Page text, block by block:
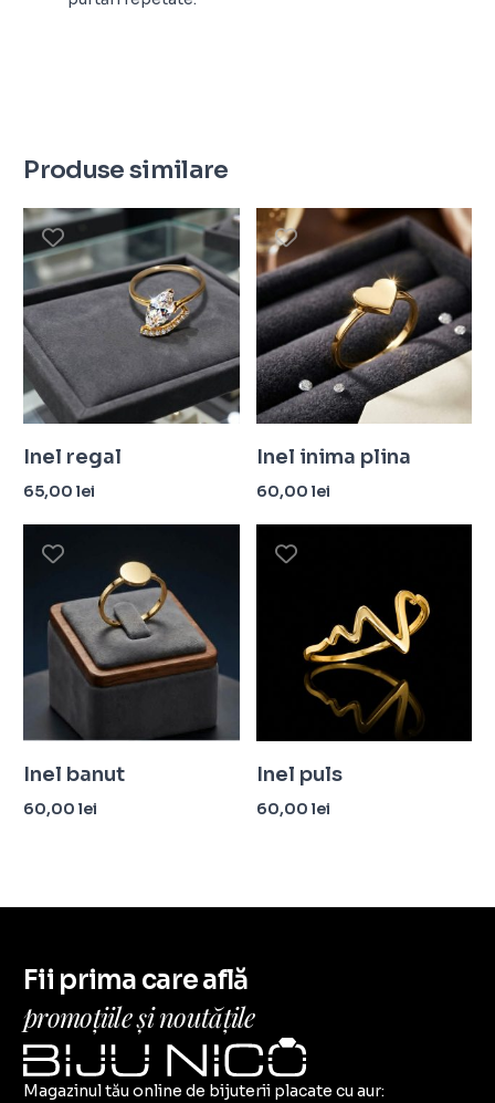
Produse similare
Inel regal
65,00lei
Selectează opțiunile
Inel inima plina
60,00 lei
Selectează opțiunile
Inel banut
60,00lei
Inel puls
60,00 lei
Fii prima care află
promoțiile și noutățile
Magazinul tău online de bijuterii placate cu aur: